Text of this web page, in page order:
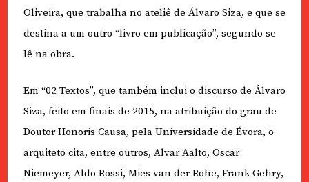
Oliveira, que trabalha no ateliê de Álvaro Siza, e que se
destina a um outro “livro em publicação”, segundo se
lê na obra.
Em “02 Textos”, que também inclui o discurso de Álvaro
Siza, feito em finais de 2015, na atribuição do grau de
Doutor Honoris Causa, pela Universidade de Évora, o
arquiteto cita, entre outros, Alvar Aalto, Oscar
Niemeyer, Aldo Rossi, Mies van der Rohe, Frank Gehry,